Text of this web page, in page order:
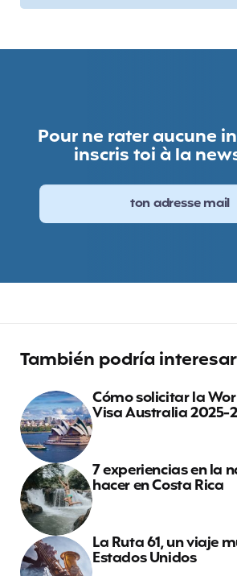
Pour ne rater aucune
inscris toi à la
También podría
Cómo solicitar la
Visa Australia 2025-
7 experiencias en la
hacer en Costa Rica
La Ruta 61, un viaje
Estados Unidos